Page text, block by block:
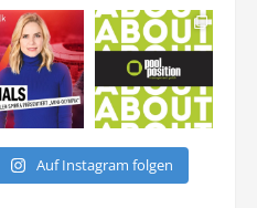
Auf Instagram folgen